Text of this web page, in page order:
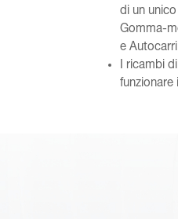
di un
Gomma-
e
I ricambi
funzionare